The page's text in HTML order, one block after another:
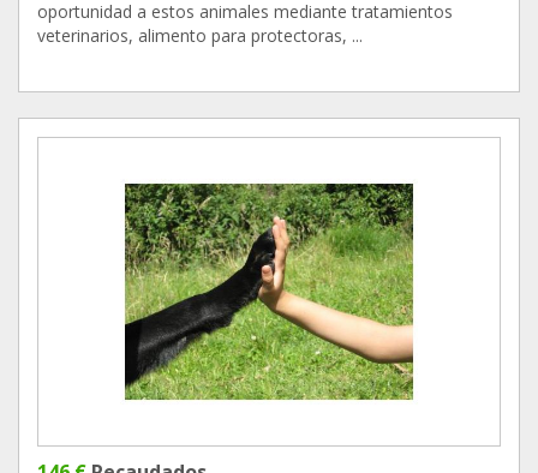
oportunidad a estos animales mediante tratamientos
veterinarios, alimento para protectoras, ...